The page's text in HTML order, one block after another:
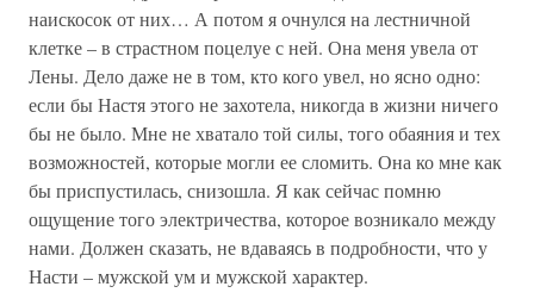
наискосок от них… А потом я очнулся на лестничной
клетке – в страстном поцелуе с ней. Она меня увела от
Лены. Дело даже не в том, кто кого увел, но ясно одно:
если бы Настя этого не захотела, никогда в жизни ничего
бы не было. Мне не хватало той силы, того обаяния и тех
возможностей, которые могли ее сломить. Она ко мне как
бы приспустилась, снизошла. Я как сейчас помню
ощущение того электричества, которое возникало между
нами. Должен сказать, не вдаваясь в подробности, что у
Насти – мужской ум и мужской характер.